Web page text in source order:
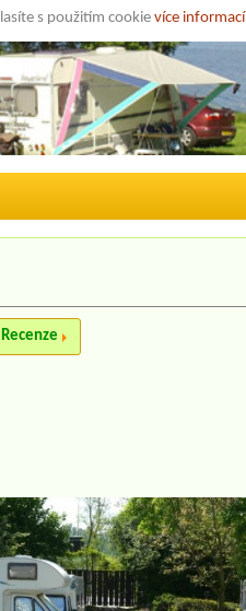
s použitím cookie více informací
Recenze